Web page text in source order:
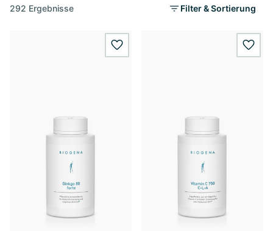
292 Ergebnisse Filter & Sortierung
wishlist.add